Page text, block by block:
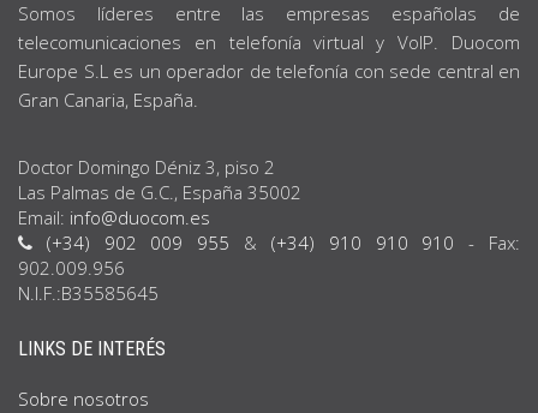
Somos líderes entre las empresas españolas de
telecomunicaciones en telefonía virtual y VoIP. Duocom
Europe S.L es un operador de telefonía con sede central en
Gran Canaria, España.
Doctor Domingo Déniz 3, piso 2
Las Palmas de G.C., España 35002
Email: info@duocom.es
(+34) 902 009 955 & (+34) 910 910 910 - Fax:
902.009.956
N.I.F.:B35585645
LINKS DE INTERÉS
Sobre nosotros